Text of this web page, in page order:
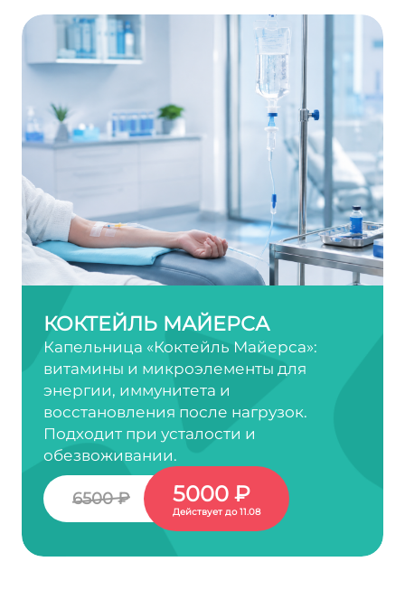
КОКТЕЙЛЬ МАЙЕРСА
Капельница «Коктейль Майерса»:
витамины и микроэлементы для
энергии, иммунитета и
восстановления после нагрузок.
Подходит при усталости и
обезвоживании.
6500 ₽ 5000 ₽
Действует до 11.08